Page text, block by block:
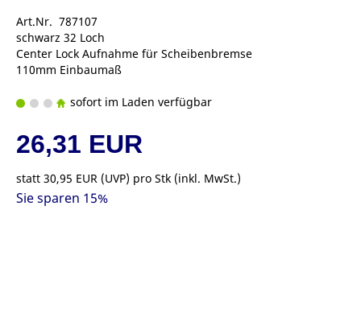
Art.Nr. 787107
schwarz 32 Loch
Center Lock Aufnahme für Scheibenbremse
110mm Einbaumaß
sofort im Laden verfügbar
26,31 EUR
statt 30,95 EUR (UVP) pro Stk (inkl. MwSt.)
Sie sparen 15%